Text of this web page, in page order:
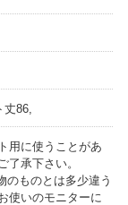
丈86,
用に使うことがあ
了承下さい。
ものとは多少違う
使いのモニターに